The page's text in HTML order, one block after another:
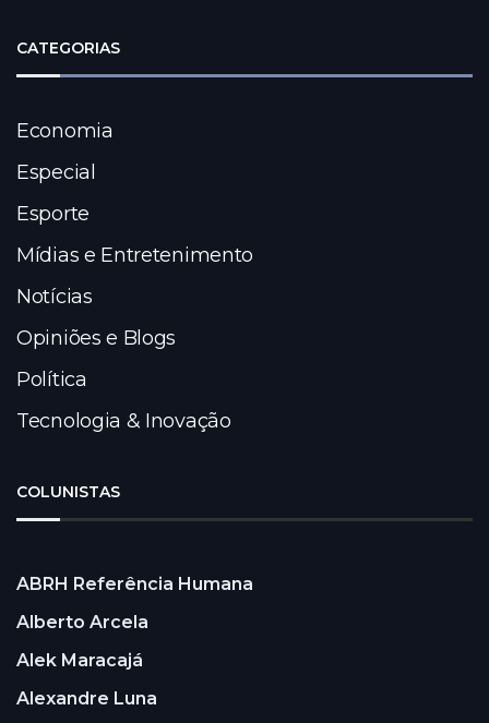
CATEGORIAS
Economia
Especial
Esporte
Mídias e Entretenimento
Notícias
Opiniões e Blogs
Política
Tecnologia & Inovação
COLUNISTAS
ABRH Referência Humana
Alberto Arcela
Alek Maracajá
Alexandre Luna